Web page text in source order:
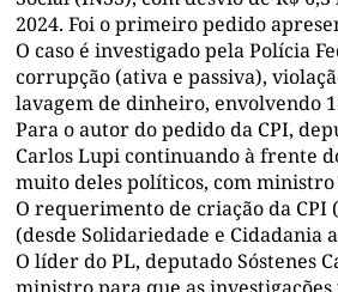
2024. Foi o primeiro pedido
O caso é investigado pela Polícia
corrupção (ativa e passiva),
lavagem de dinheiro, envolvendo
Para o autor do pedido da CPI,
Carlos Lupi continuando à frente
muito deles políticos, com ministro
O requerimento de criação da CPI
(desde Solidariedade e Cidadania
O líder do PL, deputado Sóstenes